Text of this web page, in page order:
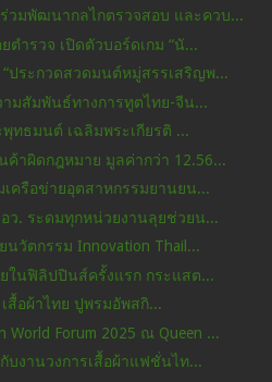
วมพัฒนากลไกตรวจสอบ และควบ...
ตำรวจ เปิดตัวบอร์ดเกม “นั...
ประกวดสวดมนต์หมู่สรรเสริญพ...
มสัมพันธ์ทางการทูตไทย-จีน...
ทธมนต์ เฉลิมพระเกียรติ ...
าผิดกฎหมาย มูลค่ากว่า 12.56...
ครือข่ายอุตสาหกรรมยานยน...
ว. ระดมทุกหน่วยงานลุยช่วยน...
วัตกรรม Innovation Thail...
ในฟิลิปปินส์ครั้งแรก กระแสต...
สื้อผ้าไทย ปูพรมอัพสกิ...
World Forum 2025 ณ Queen ...
งานวงการเสื้อผ้าแฟชั่นไท...